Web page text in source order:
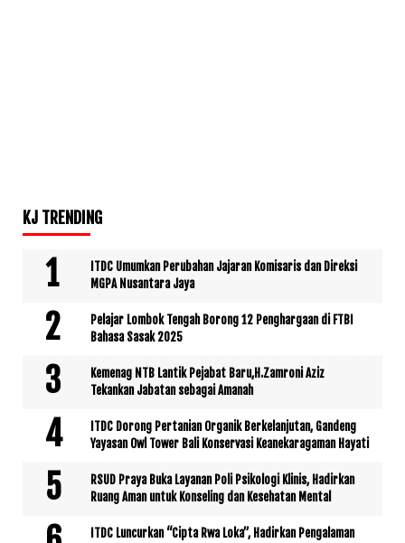
KJ TRENDING
ITDC Umumkan Perubahan Jajaran Komisaris dan Direksi
MGPA Nusantara Jaya
Pelajar Lombok Tengah Borong 12 Penghargaan di FTBI
Bahasa Sasak 2025
Kemenag NTB Lantik Pejabat Baru,H.Zamroni Aziz
Tekankan Jabatan sebagai Amanah
ITDC Dorong Pertanian Organik Berkelanjutan, Gandeng
Yayasan Owl Tower Bali Konservasi Keanekaragaman Hayati
RSUD Praya Buka Layanan Poli Psikologi Klinis, Hadirkan
Ruang Aman untuk Konseling dan Kesehatan Mental
ITDC Luncurkan “Cipta Rwa Loka”, Hadirkan Pengalaman